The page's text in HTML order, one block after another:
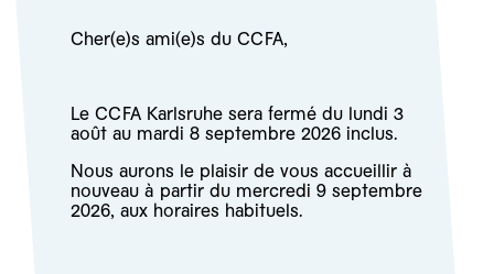
Cher(e)s ami(e)s du CCFA,
Le CCFA Karlsruhe sera fermé du lundi 3
août au mardi 8 septembre 2026 inclus.
Nous aurons le plaisir de vous accueillir à
nouveau à partir du mercredi 9 septembre
2026, aux horaires habituels.